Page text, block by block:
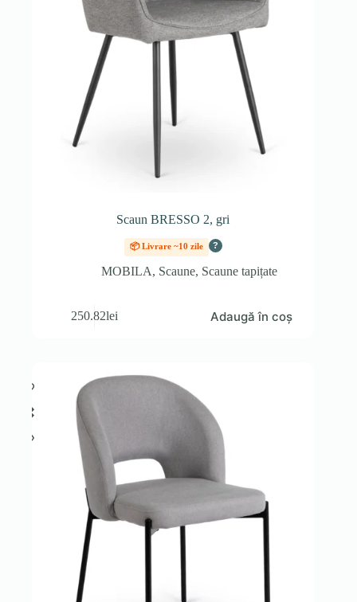
Scaun BRESSO 2, gri
📦 Livrare ~10 zile ?
MOBILA, Scaune, Scaune tapițate
250.82lei Adaugă în coș